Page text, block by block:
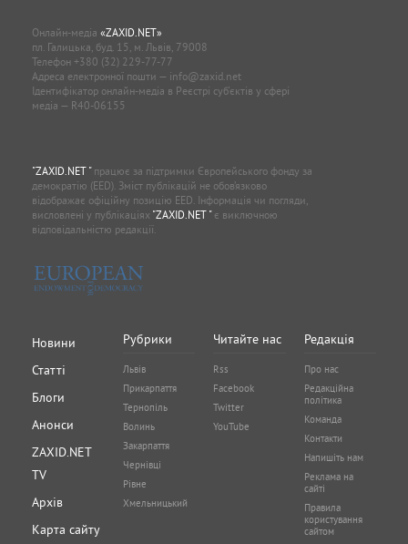
Онлайн-медіа «ZAXID.NET»
пл. Галицька, буд. 15, м. Львів, 79008
Телефон +380 (32) 229-77-77
Адреса електронної пошти — info@zaxid.net
Ідентифікатор онлайн-медіа в Реєстрі суб'єктів у сфері
медіа — R40-06155
"ZAXID.NET "працює за підтримки Європейського фонду за
демократію (EED). Зміст публікацій не обов’язково
відображає офіційну позицію EED. Інформація чи погляди,
висловлені у публікаціях "ZAXID.NET "є виключною
відповідальністю редакції.
Новини
Статті
Блоги
Анонси
ZAXID.NET
TV
Архів
Карта сайту
Рубрики
Львів
Прикарпаття
Тернопіль
Волинь
Закарпаття
Чернівці
Рівне
Хмельницький
Читайте нас
Rss
Facebook
Twitter
YouTube
Редакція
Про нас
Редакційна
політика
Команда
Контакти
Напишіть нам
Реклама на
сайті
Правила
користування
сайтом